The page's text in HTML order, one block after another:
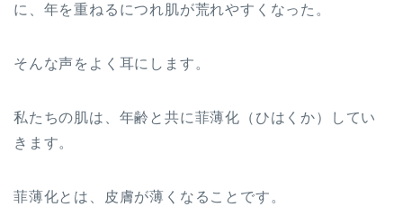
に、年を重ねるにつれ肌が荒れやすくなった。
そんな声をよく耳にします。
私たちの肌は、年齢と共に菲薄化（ひはくか）してい
きます。
菲薄化とは、皮膚が薄くなることです。